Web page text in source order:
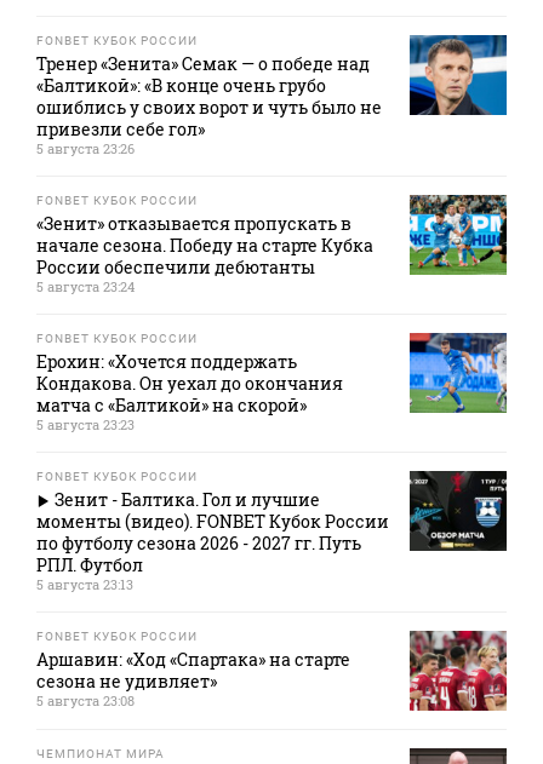
FONBET КУБОК РОССИИ
Тренер «Зенита» Семак — о победе над
«Балтикой»: «В конце очень грубо
ошиблись у своих ворот и чуть было не
привезли себе гол»
5 августа 23:26
FONBET КУБОК РОССИИ
«Зенит» отказывается пропускать в
начале сезона. Победу на старте Кубка
России обеспечили дебютанты
5 августа 23:24
FONBET КУБОК РОССИИ
Ерохин: «Хочется поддержать
Кондакова. Он уехал до окончания
матча с «Балтикой» на скорой»
5 августа 23:23
FONBET КУБОК РОССИИ
Зенит - Балтика. Гол и лучшие
моменты (видео). FONBET Кубок России
по футболу сезона 2026 - 2027 гг. Путь
РПЛ. Футбол
5 августа 23:13
FONBET КУБОК РОССИИ
Аршавин: «Ход «Спартака» на старте
сезона не удивляет»
5 августа 23:08
ЧЕМПИОНАТ МИРА